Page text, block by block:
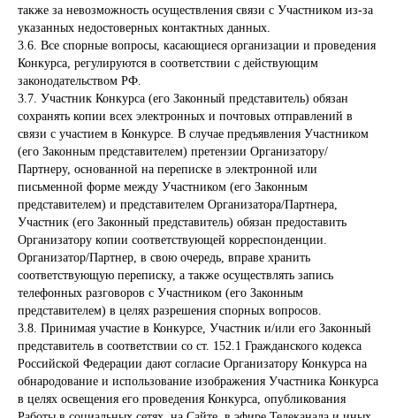
также за невозможность осуществления связи с Участником из-за
указанных недостоверных контактных данных.
3.6. Все спорные вопросы, касающиеся организации и проведения
Конкурса, регулируются в соответствии с действующим
законодательством РФ.
3.7. Участник Конкурса (его Законный представитель) обязан
сохранять копии всех электронных и почтовых отправлений в
связи с участием в Конкурсе. В случае предъявления Участником
(его Законным представителем) претензии Организатору/
Партнеру, основанной на переписке в электронной или
письменной форме между Участником (его Законным
представителем) и представителем Организатора/Партнера,
Участник (его Законный представитель) обязан предоставить
Организатору копии соответствующей корреспонденции.
Организатор/Партнер, в свою очередь, вправе хранить
соответствующую переписку, а также осуществлять запись
телефонных разговоров с Участником (его Законным
представителем) в целях разрешения спорных вопросов.
3.8. Принимая участие в Конкурсе, Участник и/или его Законный
представитель в соответствии со ст. 152.1 Гражданского кодекса
Российской Федерации дают согласие Организатору Конкурса на
обнародование и использование изображения Участника Конкурса
в целях освещения его проведения Конкурса, опубликования
Контакты
® 2017-2026. Редакция телеканала «В гостях у сказки».
Все права на любые материалы, опубликованные на сайте,
защищены.
Любое использование материалов возможно только с
Tres Amigos Films, SL
Телефон:+447766111122
Email:info@skazka-tv.com
Телепрограмма
Новости
Видео
Конкурсы
О канале
Раскраска
Меню